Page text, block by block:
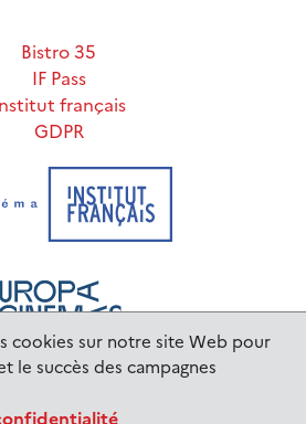
cookies sur notre site Web pour
le succès des campagnes
Bistro 35
IF Pass
français
GDPR
de Prague |